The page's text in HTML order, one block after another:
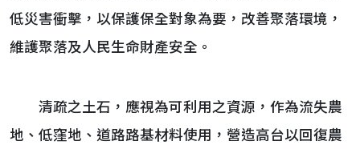
低災害衝擊，以保護保全對象為要，改善聚落環境，
維護聚落及人民生命財產安全。
清疏之土石，應視為可利用之資源，作為流失農
地、低窪地、道路路基材料使用，營造高台以回復農